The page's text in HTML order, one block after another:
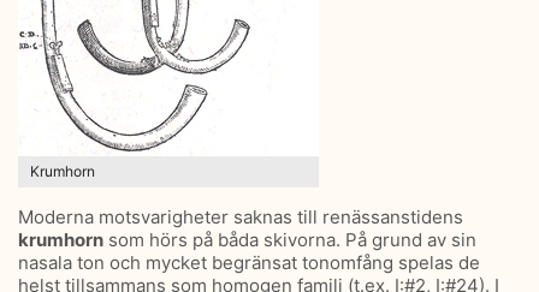
Krumhorn
Moderna motsvarigheter saknas till renässanstidens
krumhorn som hörs på båda skivorna. På grund av sin
nasala ton och mycket begränsat tonomfång spelas de
helst tillsammans som homogen familj (t.ex. I:#2, I:#24). I